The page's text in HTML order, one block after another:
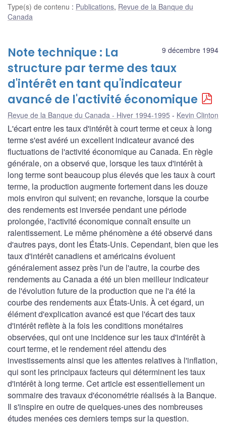
Type(s) de contenu : Publications, Revue de la Banque du
Canada
9 décembre 1994
Note technique : La
structure par terme des taux
d'intérêt en tant qu'indicateur
avancé de l'activité économique
Revue de la Banque du Canada - Hiver 1994-1995 Kevin Clinton
L'écart entre les taux d'intérêt à court terme et ceux à long
terme s'est avéré un excellent indicateur avancé des
fluctuations de l'activité économique au Canada. En règle
générale, on a observé que, lorsque les taux d'intérêt à
long terme sont beaucoup plus élevés que les taux à court
terme, la production augmente fortement dans les douze
mois environ qui suivent; en revanche, lorsque la courbe
des rendements est inversée pendant une période
prolongée, l'activité économique connaît ensuite un
ralentissement. Le même phénomène a été observé dans
d'autres pays, dont les États-Unis. Cependant, bien que les
taux d'intérêt canadiens et américains évoluent
généralement assez près l'un de l'autre, la courbe des
rendements au Canada a été un bien meilleur indicateur
de l'évolution future de la production que ne l'a été la
courbe des rendements aux États-Unis. À cet égard, un
élément d'explication avancé est que l'écart des taux
d'intérêt reflète à la fois les conditions monétaires
observées, qui ont une incidence sur les taux d'intérêt à
court terme, et le rendement réel attendu des
investissements ainsi que les attentes relatives à l'inflation,
qui sont les principaux facteurs qui déterminent les taux
d'intérêt à long terme. Cet article est essentiellement un
sommaire des travaux d'économétrie réalisés à la Banque.
Il s'inspire en outre de quelques-unes des nombreuses
études menées ces derniers temps sur la question.